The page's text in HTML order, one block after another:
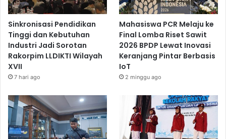
Sinkronisasi Pendidikan
Tinggi dan Kebutuhan
Industri Jadi Sorotan
Rakorpim LLDIKTI Wilayah
XVII
7 hari ago
Mahasiswa PCR Melaju ke
Final Lomba Riset Sawit
2026 BPDP Lewat Inovasi
Keranjang Pintar Berbasis
IoT
2 minggu ago